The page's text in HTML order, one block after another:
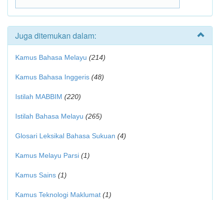
Juga ditemukan dalam:
Kamus Bahasa Melayu (214)
Kamus Bahasa Inggeris (48)
Istilah MABBIM (220)
Istilah Bahasa Melayu (265)
Glosari Leksikal Bahasa Sukuan (4)
Kamus Melayu Parsi (1)
Kamus Sains (1)
Kamus Teknologi Maklumat (1)